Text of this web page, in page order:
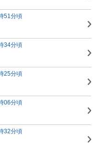
51分頃
34分頃
25分頃
06分頃
32分頃